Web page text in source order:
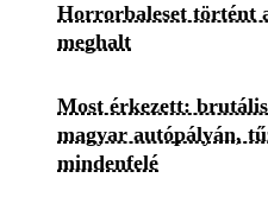
Horrorbaleset történt
meghalt
Most érkezett:
magyar autópályán,
mindenfelé